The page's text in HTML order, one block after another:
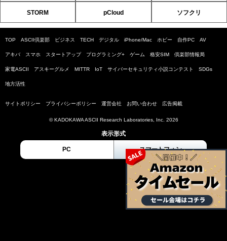
STORM pCloud ソフクリ
TOP ASCII倶楽部 ビジネス TECH デジタル iPhone/Mac ホビー 自作PC AV
アキバ スマホ スタートアップ プログラミング+ ゲーム 格安SIM 倶楽部情報局
家電ASCII アスキーグルメ MITTR IoT サイバーセキュリティ小説コンテスト SDGs
地方活性
サイトポリシー プライバシーポリシー 運営会社 お問い合わせ 広告掲載
© KADOKAWA ASCII Research Laboratories, Inc. 2026
表示形式
PC スマートフォン